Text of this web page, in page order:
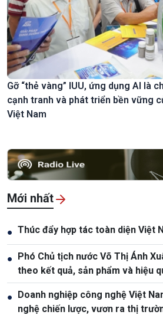
Gỡ “thẻ vàng” IUU, ứng dụng AI là
cạnh tranh và phát triển bền vững
Việt Nam
Mới nhất
● Thúc đẩy hợp tác toàn diện Việt
● Phó Chủ tịch nước Võ Thị Ánh
theo kết quả, sản phẩm và hiệu
● Doanh nghiệp công nghệ Việt
nghệ chiến lược, vươn ra thị